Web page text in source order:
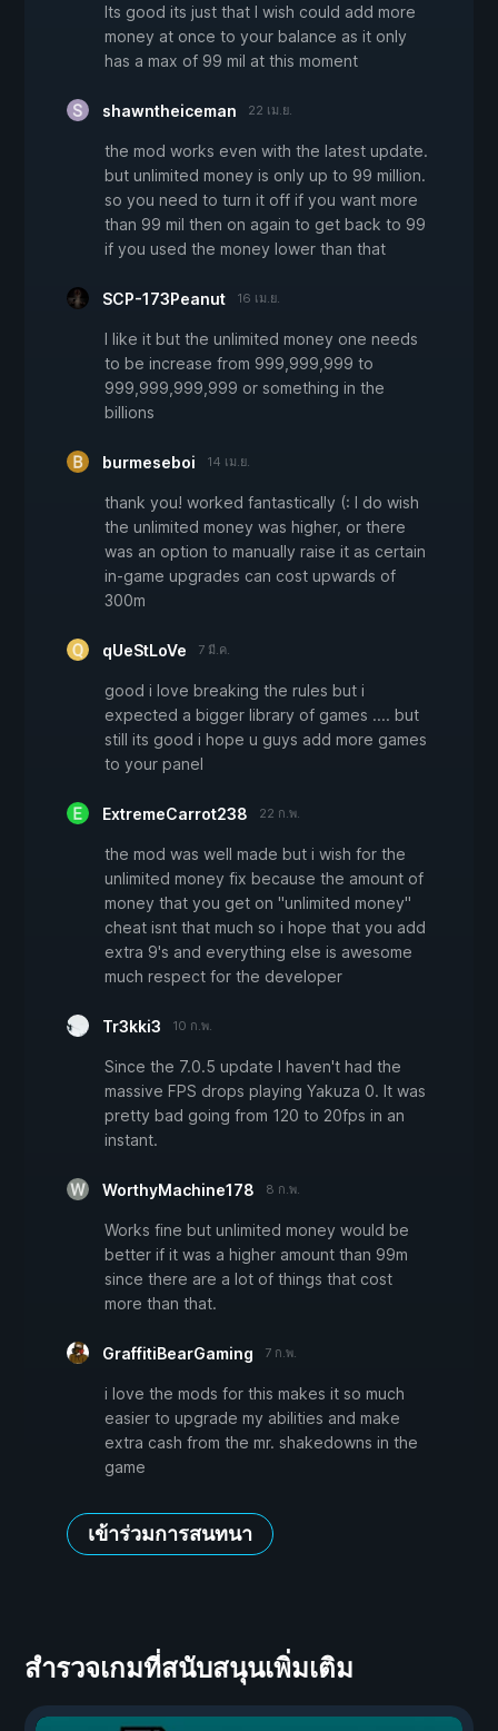
Its good its just that I wish could add more
money at once to your balance as it only
has a max of 99 mil at this moment
shawntheiceman 22 เม.ย.
the mod works even with the latest update.
but unlimited money is only up to 99 million.
so you need to turn it off if you want more
than 99 mil then on again to get back to 99
if you used the money lower than that
SCP-173Peanut 16 เม.ย.
I like it but the unlimited money one needs
to be increase from 999,999,999 to
999,999,999,999 or something in the
billions
burmeseboi 14 เม.ย.
thank you! worked fantastically (: I do wish
the unlimited money was higher, or there
was an option to manually raise it as certain
in-game upgrades can cost upwards of
300m
qUeStLoVe 7 มี.ค.
good i love breaking the rules but i
expected a bigger library of games .... but
still its good i hope u guys add more games
to your panel
ExtremeCarrot238 22 ก.พ.
the mod was well made but i wish for the
unlimited money fix because the amount of
money that you get on "unlimited money"
cheat isnt that much so i hope that you add
extra 9's and everything else is awesome
much respect for the developer
Tr3kki3 10 ก.พ.
Since the 7.0.5 update I haven't had the
massive FPS drops playing Yakuza 0. It was
pretty bad going from 120 to 20fps in an
instant.
WorthyMachine178 8 ก.พ.
Works fine but unlimited money would be
better if it was a higher amount than 99m
since there are a lot of things that cost
more than that.
GraffitiBearGaming 7 ก.พ.
i love the mods for this makes it so much
easier to upgrade my abilities and make
extra cash from the mr. shakedowns in the
game
เข้าร่วมการสนทนา
สำรวจเกมที่สนับสนุนเพิ่มเติม